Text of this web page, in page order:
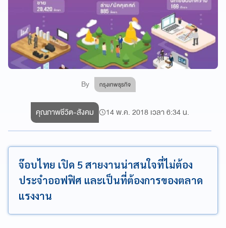
By กรุงเทพธุรกิจ
คุณภาพชีวิต-สังคม 14 พ.ค. 2018 เวลา 6:34 น.
จ๊อบไทย เปิด 5 สายงานน่าสนใจที่ไม่ต้อง
ประจำออฟฟิศ และเป็นที่ต้องการของตลาด
แรงงาน